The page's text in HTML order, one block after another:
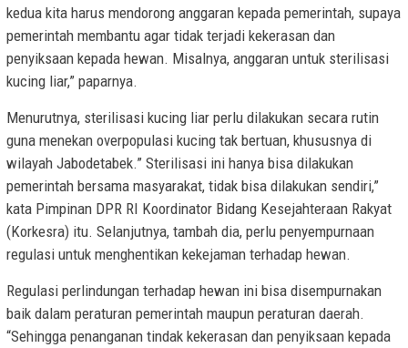
kedua kita harus mendorong anggaran kepada pemerintah, supaya
pemerintah membantu agar tidak terjadi kekerasan dan
penyiksaan kepada hewan. Misalnya, anggaran untuk sterilisasi
kucing liar,” paparnya.
Menurutnya, sterilisasi kucing liar perlu dilakukan secara rutin
guna menekan overpopulasi kucing tak bertuan, khususnya di
wilayah Jabodetabek.” Sterilisasi ini hanya bisa dilakukan
pemerintah bersama masyarakat, tidak bisa dilakukan sendiri,”
kata Pimpinan DPR RI Koordinator Bidang Kesejahteraan Rakyat
(Korkesra) itu. Selanjutnya, tambah dia, perlu penyempurnaan
regulasi untuk menghentikan kekejaman terhadap hewan.
Regulasi perlindungan terhadap hewan ini bisa disempurnakan
baik dalam peraturan pemerintah maupun peraturan daerah.
“Sehingga penanganan tindak kekerasan dan penyiksaan kepada